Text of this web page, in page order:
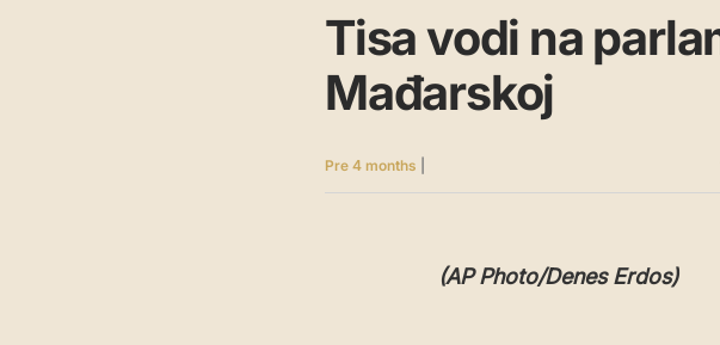
Tisa vodi na
Mađarskoj
Pre 4 months
(AP Photo/Denes Erdos)